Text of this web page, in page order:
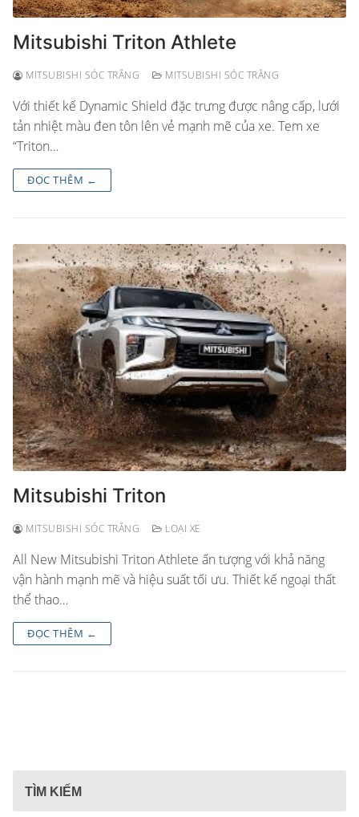
Mitsubishi Triton Athlete
MITSUBISHI SÓC TRĂNG MITSUBISHI SÓC TRĂNG
Với thiết kế Dynamic Shield đặc trưng được nâng cấp, lưới
tản nhiệt màu đen tôn lên vẻ mạnh mẽ của xe. Tem xe
“Triton…
ĐỌC THÊM ←
Mitsubishi Triton
MITSUBISHI SÓC TRĂNG LOẠI XE
All New Mitsubishi Triton Athlete ấn tượng với khả năng
vận hành mạnh mẽ và hiệu suất tối ưu. Thiết kế ngoại thất
thể thao…
ĐỌC THÊM ←
TÌM KIẾM